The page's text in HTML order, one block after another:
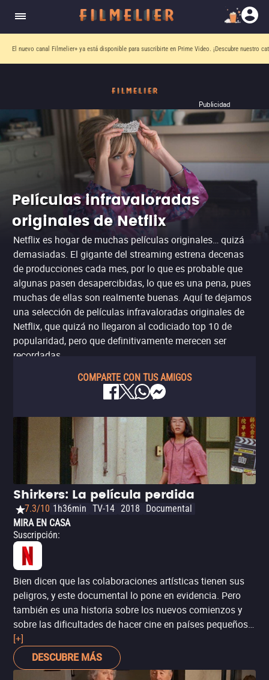
El nuevo canal Filmelier+ ya está disponible para suscribirte en Prime Video. ¡Descubre nuestro
Publicidad
Películas infravaloradas
originales de Netflix
Netflix es hogar de muchas películas originales… quizá
demasiadas. El gigante del streaming estrena decenas
de producciones cada mes, por lo que es probable que
algunas pasen desapercibidas, lo que es una pena, pues
muchas de ellas son realmente buenas. Aquí te dejamos
una selección de películas infravaloradas originales de
Netflix, que quizá no llegaron al codiciado top 10 de
popularidad, pero que definitivamente merecen ser
recordadas.
COMPARTE CON TUS AMIGOS
Shirkers: La película perdida
7.3/10 1h36min TV-14 2018
Documental
MIRA EN CASA
Suscripción:
Bien dicen que las colaboraciones artísticas tienen sus
peligros, y este documental lo pone en evidencia. Pero
también es una historia sobre los nuevos comienzos y
sobre las dificultades de hacer cine en países pequeños.
‘Shirkers: la película perdida’ te mantendrá fascinado con
la vida de Sandi Tan, y no por nada ganó el premio a la
mejor dirección en el Festival de Sundance.
[+]
DESCUBRE MÁS